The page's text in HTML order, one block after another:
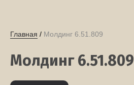
Главная / Молдинг 6.51.809
Молдинг 6.51.809